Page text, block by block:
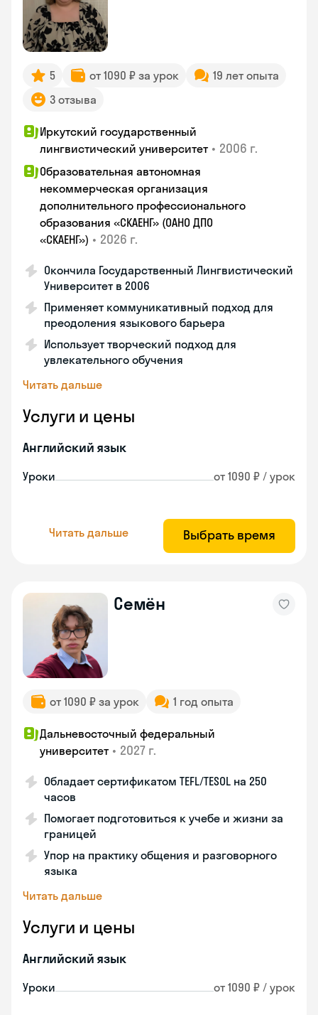
5 от 1090 ₽ за урок
19 лет опыта
3 отзыва
Иркутский государственный
лингвистический университет • 2006 г.
Образовательная автономная
некоммерческая организация
дополнительного профессионального
образования «СКАЕНГ» (ОАНО ДПО
«СКАЕНГ») • 2026 г.
Окончила Государственный Лингвистический
Университет в 2006
Применяет коммуникативный подход для
преодоления языкового барьера
Использует творческий подход для
увлекательного обучения
Читать дальше
Услуги и цены
Английский язык
Уроки от 1090 ₽ / урок
Читать дальше Выбрать время
Семён
от 1090 ₽ за урок 1 год опыта
Дальневосточный федеральный
университет • 2027 г.
Обладает сертификатом TEFL/TESOL на 250
часов
Помогает подготовиться к учебе и жизни за
границей
Упор на практику общения и разговорного
языка
Читать дальше
Услуги и цены
Английский язык
Уроки от 1090 ₽ / урок